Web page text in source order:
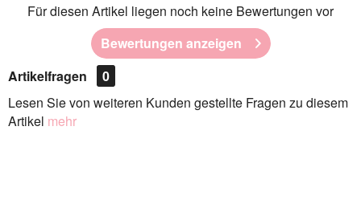
Für diesen Artikel liegen noch keine Bewertungen vor
Bewertungen anzeigen
Artikelfragen
0
Lesen Sie von weiteren Kunden gestellte Fragen zu diesem
Artikel mehr